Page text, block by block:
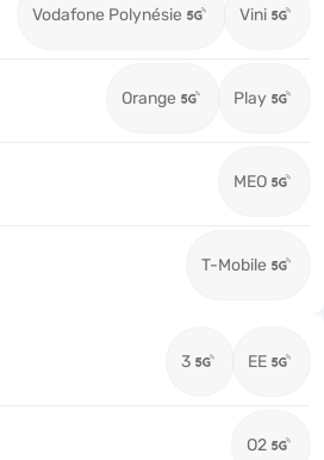
Vodafone Polynésie Vini
Orange Play
MEO
T-Mobile
3 EE
O2